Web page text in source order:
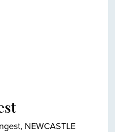
NEWCASTLE